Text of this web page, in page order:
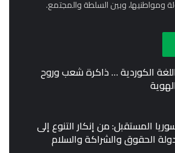
ومواطنيها، وبين السلطة والمجتمع.
اللغة الكوردية … ذاكرة شعب وروح
الهوية
المستقبل: من إنكار التنوع إلى
الحقوق والشراكة والسلام